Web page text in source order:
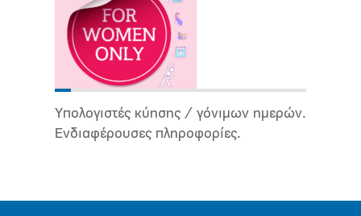
Υπολογιστές κύησης / γόνιμων ημερών.
Ενδιαφέρουσες πληροφορίες.